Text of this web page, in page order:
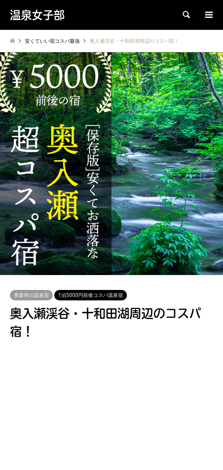
温泉女子部 検索
安くていい宿コスパ最強 奥入瀬渓谷・十和田湖周辺のコスパ宿！
青森県の温泉宿 1泊5000円前後コスパ温泉宿
奥入瀬渓谷・十和田湖周辺のコスパ
宿！